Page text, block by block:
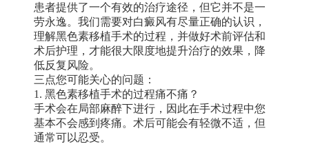
患者提供了一个有效的治疗途径，但它并不是一
劳永逸。我们需要对白癜风有尽量正确的认识，
理解黑色素移植手术的过程，并做好术前评估和
术后护理，才能很大限度地提升治疗的效果，降
低反复风险。
三点您可能关心的问题：
1. 黑色素移植手术的过程痛不痛？
手术会在局部麻醉下进行，因此在手术过程中您
基本不会感到疼痛。术后可能会有轻微不适，但
通常可以忍受。